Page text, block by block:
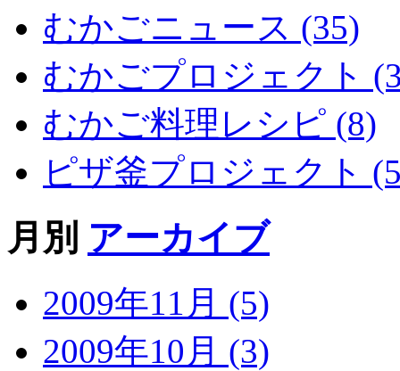
むかごニュース (35)
むかごプロジェクト
むかご料理レシピ (8)
ピザ釜プロジェクト
月別 アーカイブ
2009年11月 (5)
2009年10月 (3)